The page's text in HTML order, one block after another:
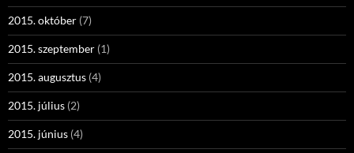
2015. október (7)
2015. szeptember (1)
2015. augusztus (4)
2015. július (2)
2015. június (4)